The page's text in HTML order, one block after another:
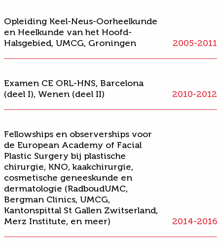
gebruiken om behulpzaam te zijn.”Bij Boerhaave richt Dr.
van der Heijden zich
opoorcorrectiesenneuscorrecties. Van der Heijden is
lid van de Nederlandse Vereniging voor Keel- Neus-
Halsgebied, Europese academie voor plastische
aangezichtschirurgie, Nederlandse werkgroep
Opleiding Keel-Neus-Oorheelkunde
en Heelkunde van het Hoofd-
Halsgebied, UMCG, Groningen
2005-2011
Examen CE ORL-HNS, Barcelona
(deel I), Wenen (deel II)
2010-2012
Fellowships en observerships voor
de European Academy of Facial
Plastic Surgery bij plastische
chirurgie, KNO, kaakchirurgie,
cosmetische geneeskunde en
dermatologie (RadboudUMC,
Bergman Clinics, UMCG,
Kantonspittal St Gallen Zwitserland,
Merz Institute, en meer)
2014-2016